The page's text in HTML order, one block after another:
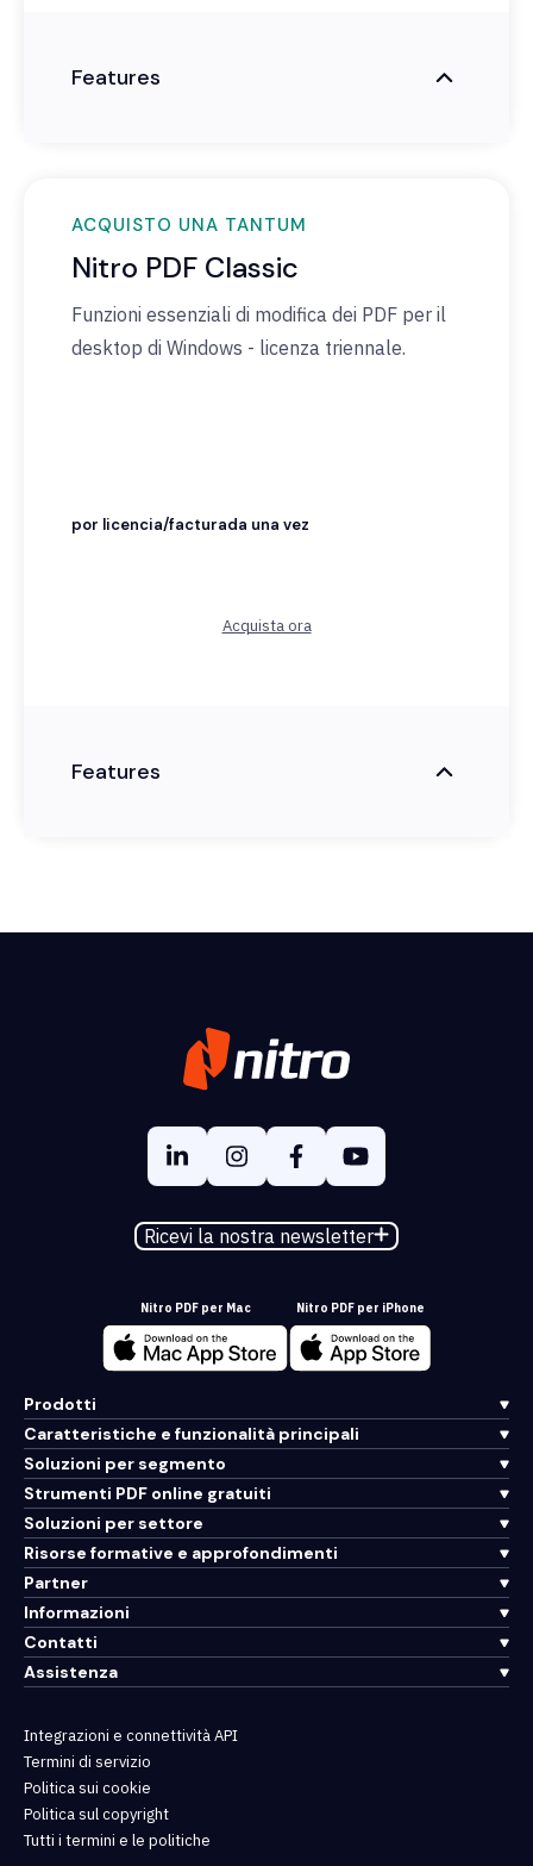
Features
ACQUISTO UNA TANTUM
Nitro PDF Classic
Funzioni essenziali di modifica dei PDF per il
desktop di Windows - licenza triennale.
por licencia/facturada una vez
Acquista ora
Features
Ricevi la nostra newsletter
Nitro PDF per Mac Nitro PDF per iPhone
Prodotti
Caratteristiche e funzionalità principali
Soluzioni per segmento
Strumenti PDF online gratuiti
Soluzioni per settore
Risorse formative e approfondimenti
Partner
Informazioni
Contatti
Assistenza
Integrazioni e connettività API
Termini di servizio
Politica sui cookie
Politica sul copyright
Tutti i termini e le politiche